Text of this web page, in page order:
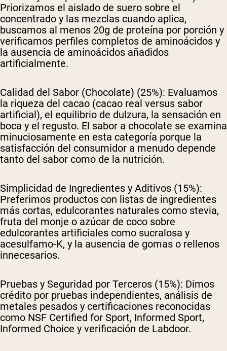
Priorizamos el aislado de suero sobre el
concentrado y las mezclas cuando aplica,
buscamos al menos 20g de proteína por porción y
verificamos perfiles completos de aminoácidos y
la ausencia de aminoácidos añadidos
artificialmente.
Calidad del Sabor (Chocolate) (25%): Evaluamos
la riqueza del cacao (cacao real versus sabor
artificial), el equilibrio de dulzura, la sensación en
boca y el regusto. El sabor a chocolate se examina
minuciosamente en esta categoría porque la
satisfacción del consumidor a menudo depende
tanto del sabor como de la nutrición.
Simplicidad de Ingredientes y Aditivos (15%):
Preferimos productos con listas de ingredientes
más cortas, edulcorantes naturales como stevia,
fruta del monje o azúcar de coco sobre
edulcorantes artificiales como sucralosa y
acesulfamo-K, y la ausencia de gomas o rellenos
innecesarios.
Pruebas y Seguridad por Terceros (15%): Dimos
crédito por pruebas independientes, análisis de
metales pesados y certificaciones reconocidas
como NSF Certified for Sport, Informed Sport,
Informed Choice y verificación de Labdoor.